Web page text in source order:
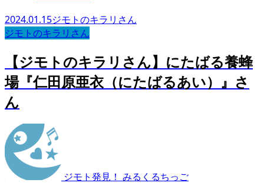
2024.01.15ジモトのキラリさん
ジモトのキラリさん
【ジモトのキラリさん】にたばる養蜂
場『仁田原亜衣（にたばるあい）』さ
ん
ジモト発見！ みるくるちっご